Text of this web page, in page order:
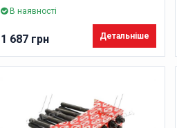
M11x1,5x188 10 шт (вир-во
В наявності
1 687 грн Детальніше